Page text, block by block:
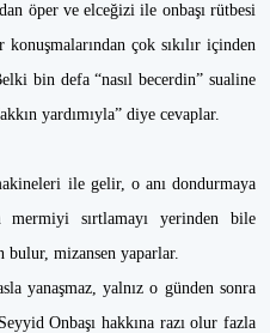
öper ve elceğizi ile onbaşı rütbesi
çok sıkılır içinden
bin defa “nasıl becerdin” sualine
yardımıyla” diye cevaplar.
ile gelir, o anı dondurmaya
sırtlamayı yerinden bile
mizansen yaparlar.
yanaşmaz, yalnız o günden sonra
Onbaşı hakkına razı olur fazla